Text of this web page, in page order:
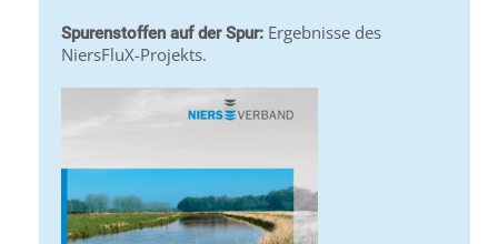
Spurenstoffen auf der Spur: Ergebnisse des
NiersFluX-Projekts.